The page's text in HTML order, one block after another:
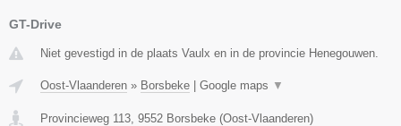
GT-Drive
Niet gevestigd in de plaats Vaulx en in de provincie Henegouwen.
Oost-Vlaanderen » Borsbeke Google maps ▼
Provincieweg 113 9552 Borsbeke (Oost-Vlaanderen)